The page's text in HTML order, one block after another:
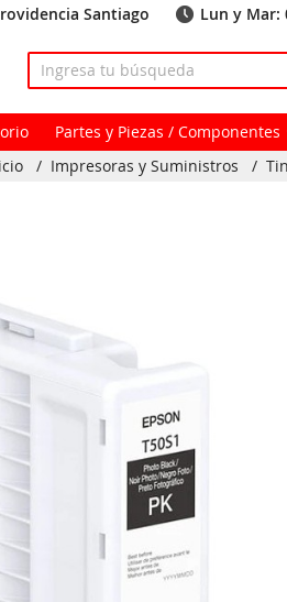
Santiago Lun y Mar:
Partes y Piezas / Componentes
/ Impresoras y Suministros /